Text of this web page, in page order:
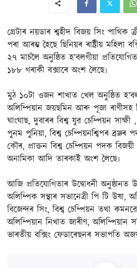
গ্ৰেটাৰ নয়ডাৰ শ্বহীদ বিজয় সিং পাথিক
পৰা আৰম্ভ হৈছে ছিনিয়ৰ ৰাষ্ট্ৰীয় মহিলা
২৭ মাৰ্চলৈ অনুষ্ঠিত হ’বলগীয়া
১৮৮ গৰাকী বক্সাৰে অংশ লৈছে৷
মুঠ ১০টা ওজন শাখাত খেল অনুষ্ঠিত
অলিম্পিয়ান জয়ছমিন আৰু পূজা ৰাণীসহ
ঘাংঘাছ, দুবাৰৰ বিশ্ব যুৱ চেম্পিয়ন সাক্ষী ,
পুনম পুনিয়া, বিশ্ব চেম্পিয়নশ্বিপৰ
কৌৰ, প্ৰাক্তন বিশ্ব চেম্পিয়ন পদক
অনামিকা আদি তাৰকাই অংশ লৈছে৷
আজি প্ৰতিযোগিতাৰ উদ্বোধনী অনুষ্ঠানত
অলিম্পিক সন্থাৰ সভানেত্ৰী পি টি উষা,
বিজেন্দৰ সিং, বিশ্ব চেম্পিয়ন তথা
অলিম্পিয়ান নিখাত জাৰীণ, অলিম্পিয়ান
ভাৰতীয় বক্সিং ফেডাৰেছনৰ সভাপতি